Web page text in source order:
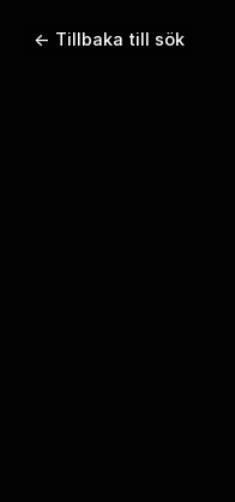
← Tillbaka till sök